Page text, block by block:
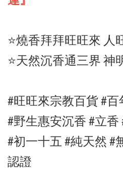
⭐️燒香拜拜旺旺來 人
⭐️天然沉香通三界 神
#旺旺來宗教百貨 #
#野生惠安沉香 #立香
#初一十五 #純天然 #
認證